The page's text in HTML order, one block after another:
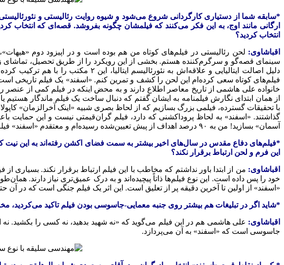
*سابقه شما از دستیاری کارگردانی شروع می‌شود و شیوه روایت رئالیستی و
ارگانی مانند اوج، به این فکر می‌کنند که فیلمشان چگونه بفروشد. قصه‌ای که انتخاب
انتخاب کردید؟
اقباشاوی: لحن رئالیستی در فیلم‌های کوتاه من هم بوده است و در اپیزود دوم
سینمای قصه‌گو و سرگرم‌کننده هستم. بخشی از این رویکرد را از طریق تحصیل، تماشای
دلیل اصالت ایتالیایی و علاقه‌اش به
فیلم‌های کوتاه سعی کرده‌ام این لحن را کشف و تمرین کنم. «اسفند» یک فیلم تاریخی است
خانواده علی هاشمی از تاریخ معاصر اطلاع دارند و به محض اینکه در فیلم کمی از
از همان ابتدای نگارش فیلمنامه به ایشان گفتم که دنبال ساخت یک فیلم ماندگار
با تحقیقات گسترده، فیلمی بزرگ بسازیم که از لحاظ بصری شبیه «اینک آخرالزمان»
گذاشتند. «اسفند» به لحاظ پروداکشنی که دارد، فیلم گران‌قیمتی نیست و این حمایت
آسمان» بسازید! من به ۹۰ درصد اهداف از پیش تعیین‌شده رسیده‌ام و معتقدم «اسفند» فیلم ماندگاری خواهد شد.
*فیلم‌های دفاع مقدس در سال‌های اخیر بیشتر به سمت فضای اکشن رفته‌اند به این نیت
این فرم و لحن ارتباط برقرار نکند؟
اقباشاوی: من از ابتدا باور نداشتم که مخاطب با این فیلم ارتباط برقرار نکند.
خود را پس داده است. این نوع فیلم‌ها ذاتاً پیچیده‌اند و به درک عمیق‌تری نیاز دارند.
«اسفند» از اولین تا آخرین دقیقه پر از تعلیق است. این اثر یک فیلم جنگی است که
*شاید اگر در تبلیغات هم بیشتر روی جنبه معمایی-جاسوسی بودن فیلم تاکید می‌کردید،
اقباشاوی: علی هاشمی هم در این فیلم می‌گوید که «نه شهید بدهید، نه کسی را بکشید. نه
جاسوسی است که «اسفند» به آن می‌پردازد.